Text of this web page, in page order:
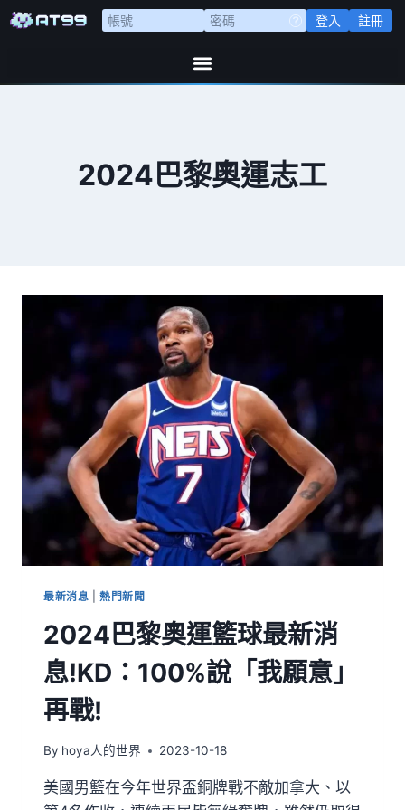
登入 註冊
2024巴黎奧運志工
最新消息 |熱門新聞
2024巴黎奧運籃球最新消
息!KD：100%說「我願意」
再戰!
By hoya人的世界 2023-10-18
美國男籃在今年世界盃銅牌戰不敵加拿大、以